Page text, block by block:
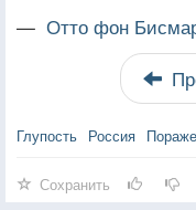
— Отто фон
Глупость Россия
Сохранить